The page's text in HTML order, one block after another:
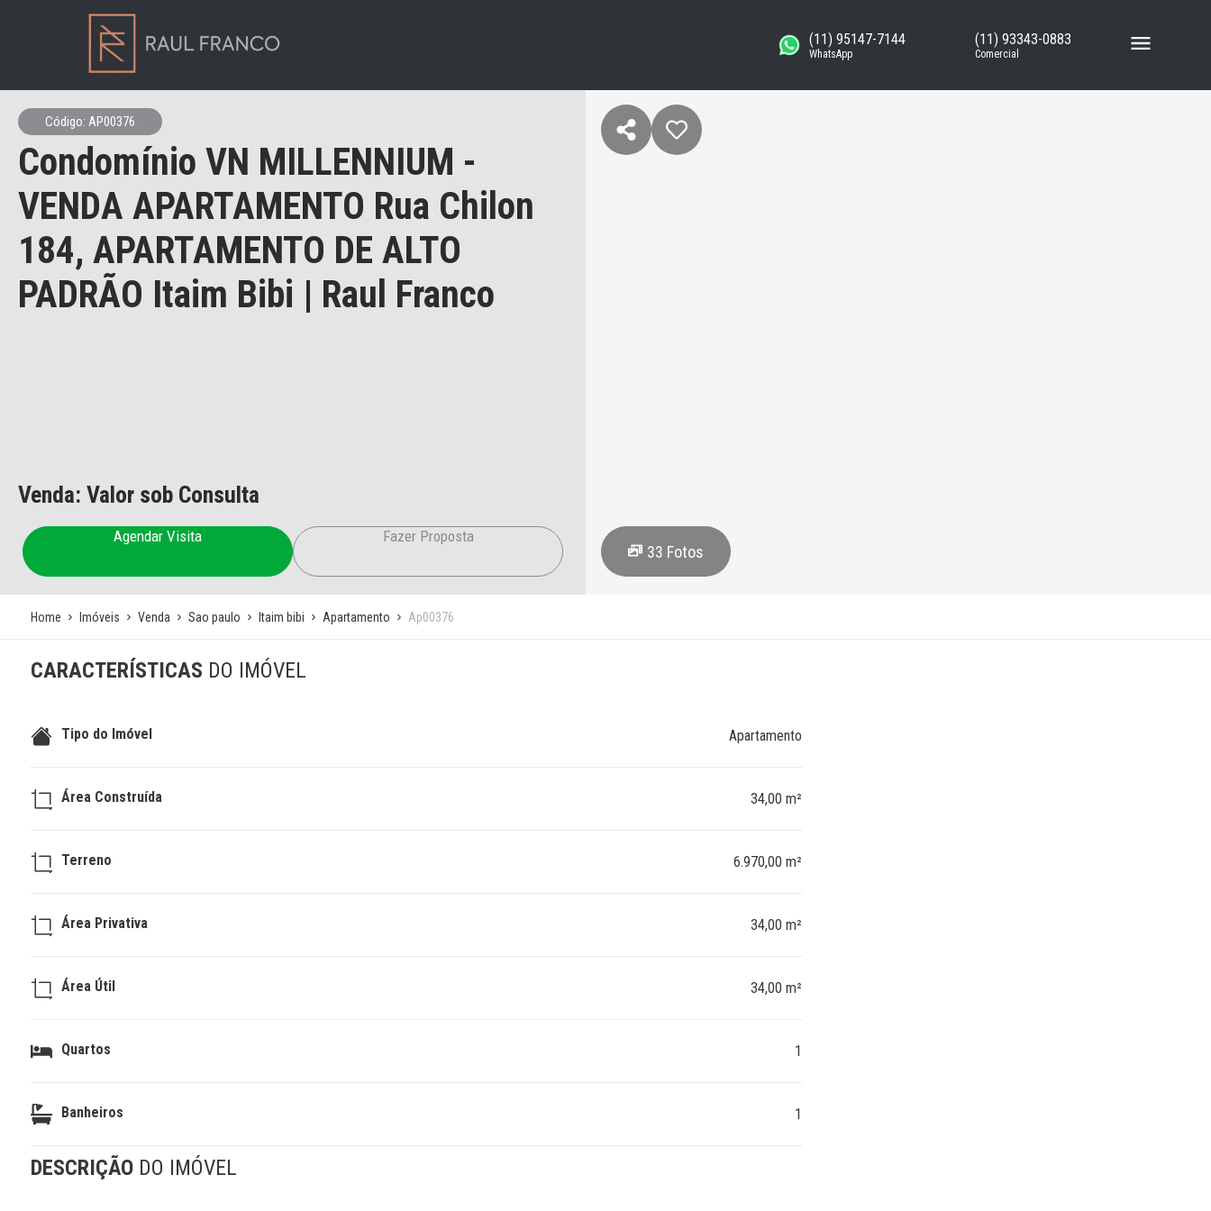
(11) 95147-7144
WhatsApp
(11) 93343-0883
Comercial
Código: AP00376
Condomínio VN MILLENNIUM -
VENDA APARTAMENTO Rua Chilon
184, APARTAMENTO DE ALTO
PADRÃO Itaim Bibi | Raul Franco
Venda: Valor sob Consulta
Agendar Visita Fazer Proposta
33 Fotos
Home Imóveis Venda Sao paulo Itaim bibi Apartamento Ap00376
CARACTERÍSTICAS DO IMÓVEL
Tipo do Imóvel Apartamento
Área Construída 34,00 m²
Terreno 6.970,00 m²
Área Privativa 34,00 m²
Área Útil 34,00 m²
Quartos 1
Banheiros 1
DESCRIÇÃO DO IMÓVEL